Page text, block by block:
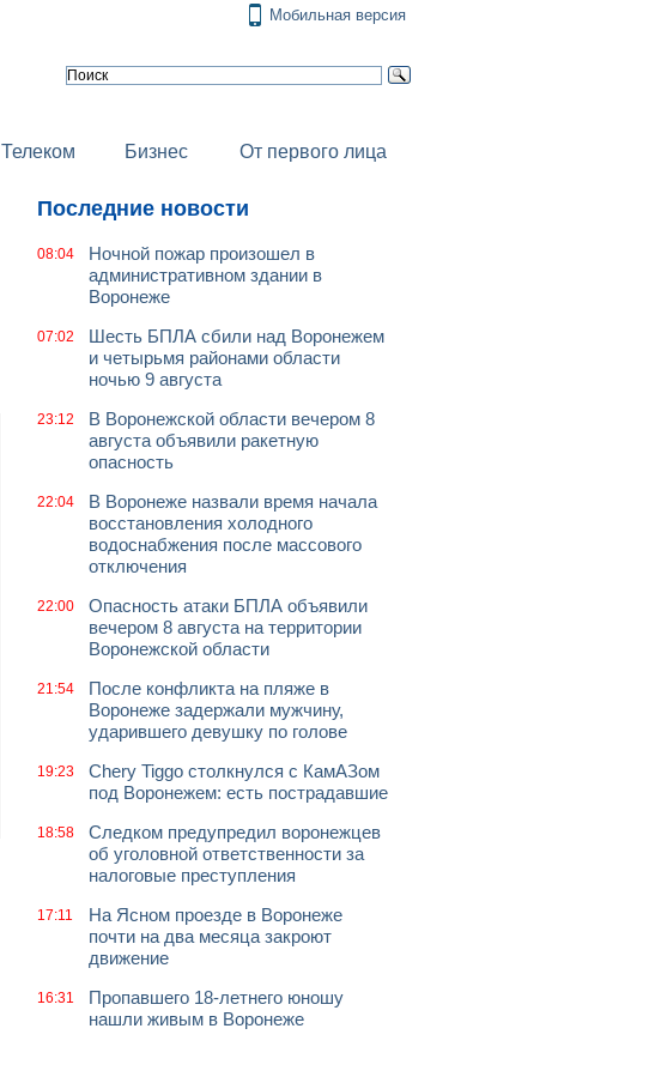
Мобильная версия
Телеком Бизнес От первого лица
Последние новости
08:04
Ночной пожар произошел в
административном здании в
Воронеже
07:02
Шесть БПЛА сбили над Воронежем
и четырьмя районами области
ночью 9 августа
23:12
В Воронежской области вечером 8
августа объявили ракетную
опасность
22:04
В Воронеже назвали время начала
восстановления холодного
водоснабжения после массового
отключения
22:00
Опасность атаки БПЛА объявили
вечером 8 августа на территории
Воронежской области
21:54
После конфликта на пляже в
Воронеже задержали мужчину,
ударившего девушку по голове
19:23
Chery Tiggo столкнулся с КамАЗом
под Воронежем: есть пострадавшие
18:58
Следком предупредил воронежцев
об уголовной ответственности за
налоговые преступления
17:11
На Ясном проезде в Воронеже
почти на два месяца закроют
движение
16:31
Пропавшего 18-летнего юношу
нашли живым в Воронеже